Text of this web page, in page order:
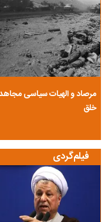
مرصاد و الهیات سیاسی
خلق
فیلم‌گردی